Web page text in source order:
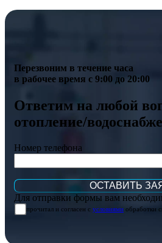
Перезвоним в течение часа
в рабочее время с 9:00 до 20:00
Ответим на любой
отопление/
Номер телефона
Для отправки формы вам
прочитал и согласен с условиями обработки